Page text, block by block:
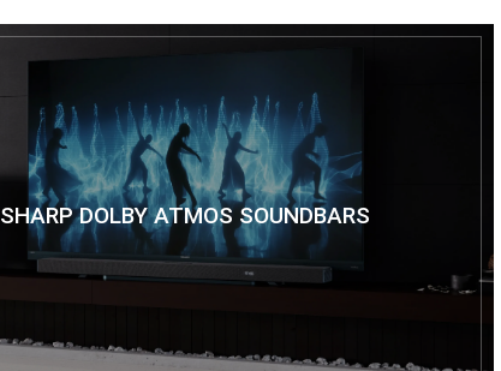
SHARP DOLBY ATMOS SOUNDBARS